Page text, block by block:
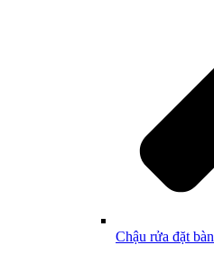
Chậu rửa đặt bàn